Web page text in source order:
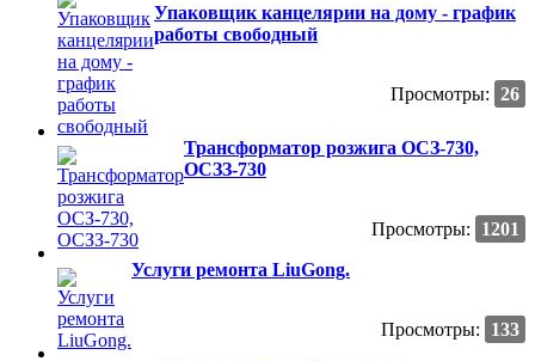
Упаковщик канцелярии на дому - график
работы свободный
Просмотры: 26
Трансформатор розжига ОСЗ-730,
ОСЗЗ-730
Просмотры:
1201
Услуги ремонта LiuGong.
Просмотры:
133